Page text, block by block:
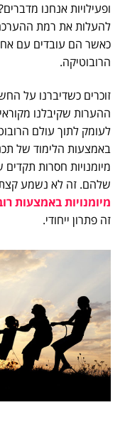
ופעילויות אנחנו
להעלות את רמת
כאשר הם עובדים עם
הרובוטיקה.
זוכרים כשדיברנו על
ההערות שקיבלנו
לעומק לתוך עולם
באמצעות הלימוד של
מיומנויות חסרות
שלהם. זה לא נשמע קצת
מיומנויות באמצעות
זה פתרון ייחודי.